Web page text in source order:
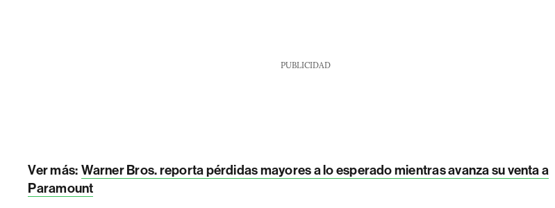
PUBLICIDAD
Ver más: Warner Bros. reporta pérdidas mayores a lo esperado mientras avanza su venta a
Paramount